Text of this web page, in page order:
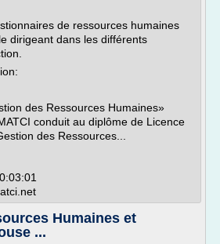
de ressources humaines
dirigeant dans les différents
des Ressources Humaines»
conduit au diplôme de Licence
des Ressources...
Humaines et
...